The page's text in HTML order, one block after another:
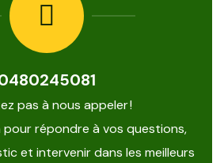
pas à nous appeler !
pour répondre à vos questions,
et intervenir dans les meilleurs